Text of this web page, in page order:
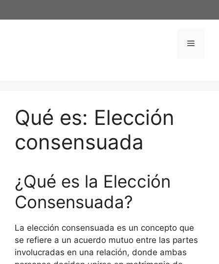
al
Menú
Qué es: Elección
consensuada
¿Qué es la Elección
Consensuada?
La elección consensuada es un concepto que
se refiere a un acuerdo mutuo entre las partes
involucradas en una relación, donde ambas